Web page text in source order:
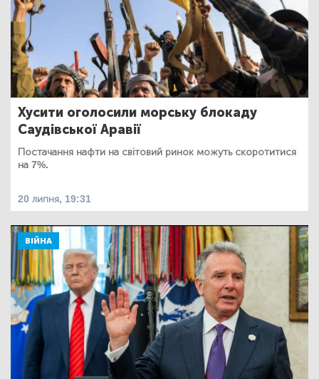
Хусити оголосили морську блокаду
Саудівської Аравії
Постачання нафти на світовий ринок можуть скоротитися
на 7%.
20 липня, 19:31
ВІЙНА